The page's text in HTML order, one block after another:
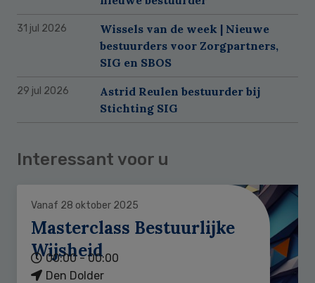
31 jul 2026
Wissels van de week | Nieuwe
bestuurders voor Zorgpartners,
SIG en SBOS
29 jul 2026
Astrid Reulen bestuurder bij
Stichting SIG
Interessant voor u
Vanaf 28 oktober 2025
Masterclass Bestuurlijke
Wijsheid
00:00 - 00:00
Den Dolder